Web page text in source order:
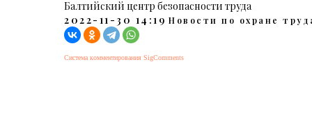
Балтийский центр безопасности труда
2022-11-30 14:19 Новости по охране
Система комментирования SigComments